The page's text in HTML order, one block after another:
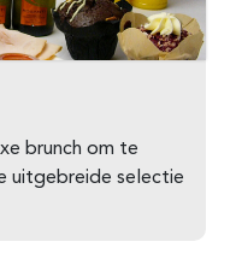
brunch om te
uitgebreide selectie